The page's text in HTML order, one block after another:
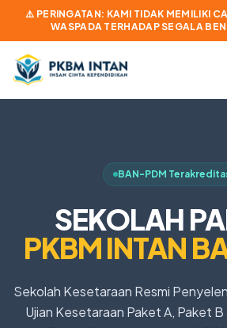
⚠️ PERINGATAN: KAMI TIDAK MEMILIKI
WASPADA TERHADAP SEGALA
BAN-PDM
SEKOLAH
PKBM INTAN
Sekolah Kesetaraan Resmi
Ujian Kesetaraan Paket A, Paket